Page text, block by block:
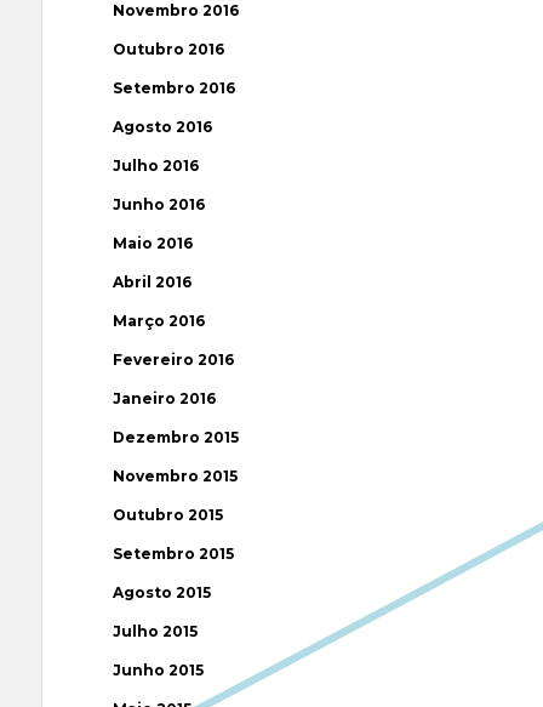
Novembro 2016
Outubro 2016
Setembro 2016
Agosto 2016
Julho 2016
Junho 2016
Maio 2016
Abril 2016
Março 2016
Fevereiro 2016
Janeiro 2016
Dezembro 2015
Novembro 2015
Outubro 2015
Setembro 2015
Agosto 2015
Julho 2015
Junho 2015